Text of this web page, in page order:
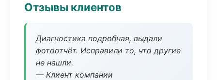
Отзывы клиентов
Диагностика подробная, выдали
фотоотчёт. Исправили то, что другие
не нашли.
— Клиент компании